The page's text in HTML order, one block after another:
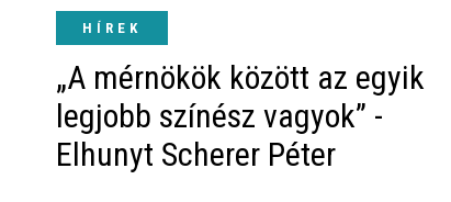
HÍREK
„A mérnökök között az egyik
legjobb színész vagyok” -
Elhunyt Scherer Péter